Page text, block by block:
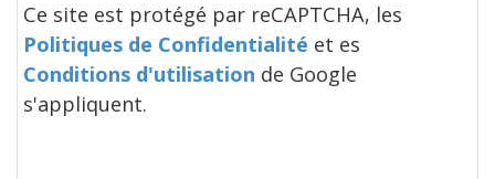
Ce site est protégé par reCAPTCHA, les
Politiques de Confidentialité et es
Conditions d'utilisation de Google
s'appliquent.